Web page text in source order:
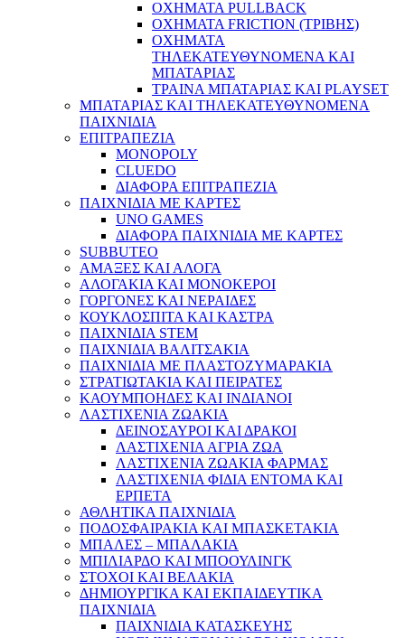
ΟΧΗΜΑΤΑ PULLBACK
ΟΧΗΜΑΤΑ FRICTION (ΤΡΙΒΗΣ)
ΟΧΗΜΑΤΑ
ΤΗΛΕΚΑΤΕΥΘΥΝΟΜΕΝΑ ΚΑΙ
ΜΠΑΤΑΡΙΑΣ
ΤΡΑΙΝΑ ΜΠΑΤΑΡΙΑΣ ΚΑΙ PLAYSET
ΜΠΑΤΑΡΙΑΣ ΚΑΙ ΤΗΛΕΚΑΤΕΥΘΥΝΟΜΕΝΑ
ΠΑΙΧΝΙΔΙΑ
ΕΠΙΤΡΑΠΕΖΙΑ
MONOPOLY
CLUEDO
ΔΙΑΦΟΡΑ ΕΠΙΤΡΑΠΕΖΙΑ
ΠΑΙΧΝΙΔΙΑ ΜΕ ΚΑΡΤΕΣ
UNO GAMES
ΔΙΑΦΟΡΑ ΠΑΙΧΝΙΔΙΑ ΜΕ ΚΑΡΤΕΣ
SUBBUTEO
ΑΜΑΞΕΣ ΚΑΙ ΑΛΟΓΑ
ΑΛΟΓΑΚΙΑ ΚΑΙ ΜΟΝΟΚΕΡΟΙ
ΓΟΡΓΟΝΕΣ ΚΑΙ ΝΕΡΑΙΔΕΣ
ΚΟΥΚΛΟΣΠΙΤΑ ΚΑΙ ΚΑΣΤΡΑ
ΠΑΙΧΝΙΔΙΑ STEM
ΠΑΙΧΝΙΔΙΑ ΒΑΛΙΤΣΑΚΙΑ
ΠΑΙΧΝΙΔΙΑ ΜΕ ΠΛΑΣΤΟΖΥΜΑΡΑΚΙΑ
ΣΤΡΑΤΙΩΤΑΚΙΑ ΚΑΙ ΠΕΙΡΑΤΕΣ
ΚΑΟΥΜΠΟΗΔΕΣ ΚΑΙ ΙΝΔΙΑΝΟΙ
ΛΑΣΤΙΧΕΝΙΑ ΖΩΑΚΙΑ
ΔΕΙΝΟΣΑΥΡΟΙ ΚΑΙ ΔΡΑΚΟΙ
ΛΑΣΤΙΧΕΝΙΑ ΑΓΡΙΑ ΖΩΑ
ΛΑΣΤΙΧΕΝΙΑ ΖΩΑΚΙΑ ΦΑΡΜΑΣ
ΛΑΣΤΙΧΕΝΙΑ ΦΙΔΙΑ ΕΝΤΟΜΑ ΚΑΙ
ΕΡΠΕΤΑ
ΑΘΛΗΤΙΚΑ ΠΑΙΧΝΙΔΙΑ
ΠΟΔΟΣΦΑΙΡΑΚΙΑ ΚΑΙ ΜΠΑΣΚΕΤΑΚΙΑ
ΜΠΑΛΕΣ – ΜΠΑΛΑΚΙΑ
ΜΠΙΛΙΑΡΔΟ ΚΑΙ ΜΠΟΟΥΛΙΝΓΚ
ΣΤΟΧΟΙ ΚΑΙ ΒΕΛΑΚΙΑ
ΔΗΜΙΟΥΡΓΙΚΑ ΚΑΙ ΕΚΠΑΙΔΕΥΤΙΚΑ
ΠΑΙΧΝΙΔΙΑ
ΠΑΙΧΝΙΔΙΑ ΚΑΤΑΣΚΕΥΗΣ